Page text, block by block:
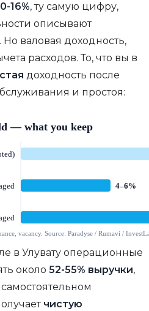
16%, ту самую цифру,
описывают
Но валовая доходность,
расходов. То, что вы в
доходность после
и простоя:
в Улувату операционные
около 52-55% выручки,
чистую